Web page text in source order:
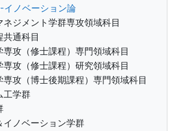
イノベーション論
ネジメント学群専攻領域科目
共通科目
専攻（修士課程）専門領域科目
専攻（修士課程）研究領域科目
専攻（博士後期課程）専門領域科目
工学群
イノベーション学群